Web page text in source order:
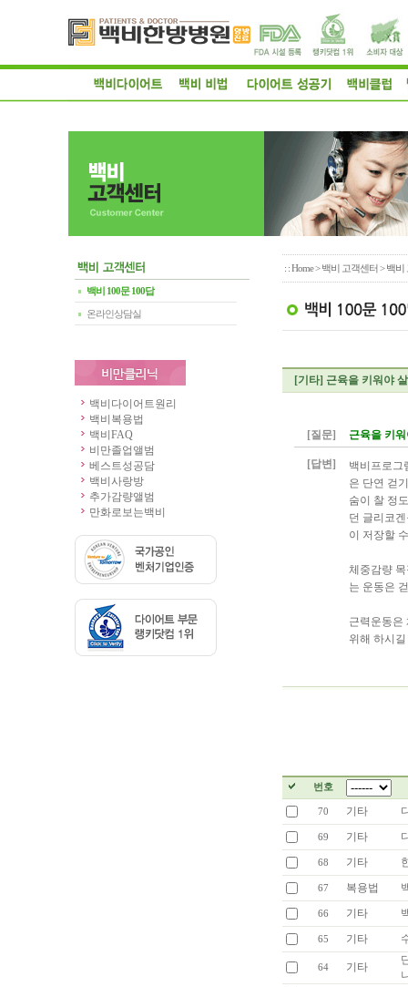
백비 100문 100답
온라인상담실
백비다이어트원리
백비복용법
백비FAQ
비만졸업앨범
베스트성공담
백비사랑방
추가감량앨범
만화로보는백비
: :Home>백비 고객센터 > 백비
[기타] 근육을 키워야
[질문] 근육을 키
[답변]
백비프로그
은 단연 걷
숨이 찰 정
던 글리코
이 저장할
체중감량
는 운동은
근력운동은
위해 하시
번호
70 기타
69 기타
68 기타
67 복용법
66 기타
65 기타
64 기타